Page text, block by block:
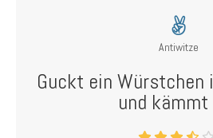
Antiwitze
Guckt ein Würstchen
und kämmt